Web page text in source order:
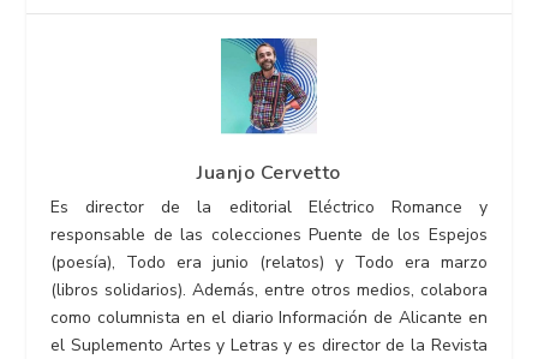
Juanjo Cervetto
Es director de la editorial Eléctrico Romance y
responsable de las colecciones Puente de los Espejos
(poesía), Todo era junio (relatos) y Todo era marzo
(libros solidarios). Además, entre otros medios, colabora
como columnista en el diario Información de Alicante en
el Suplemento Artes y Letras y es director de la Revista